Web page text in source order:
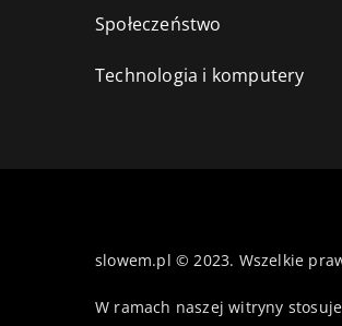
Społeczeństwo
Technologia i komputery
slowem.pl © 2023. Wszelkie
W ramach naszej witryny